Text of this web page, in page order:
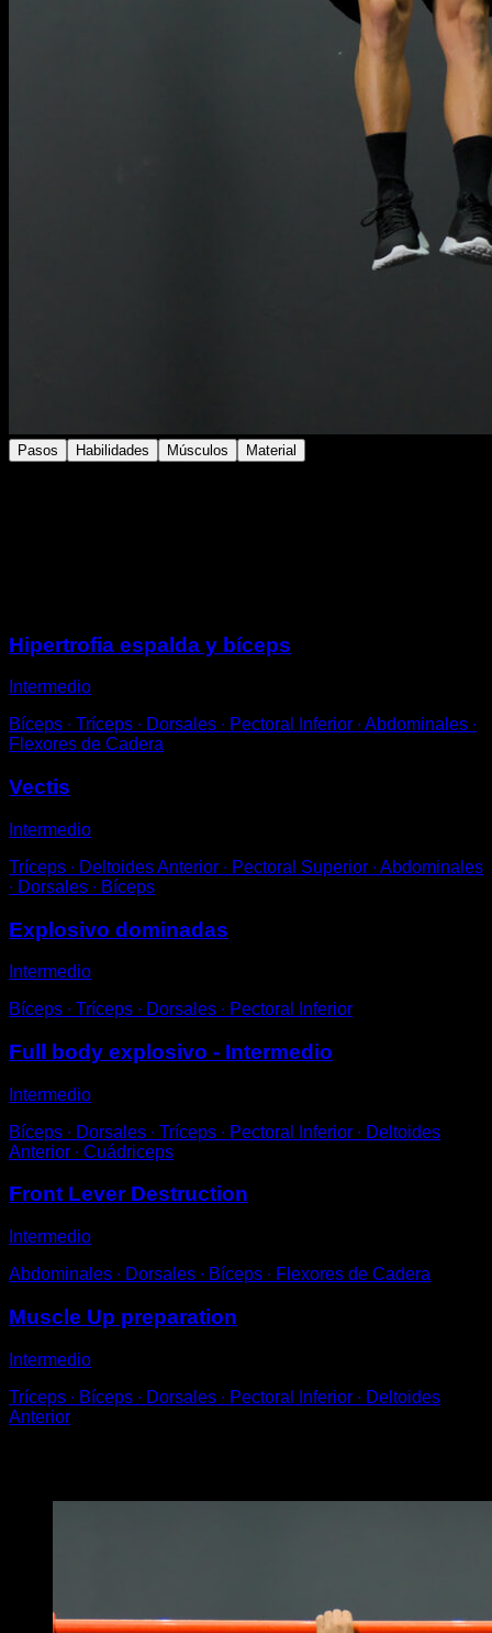
Pasos Habilidades Músculos Material
Hipertrofia espalda y bíceps
Intermedio
Bíceps ∙ Tríceps ∙ Dorsales ∙ Pectoral Inferior ∙ Abdominales ∙
Flexores de Cadera
Vectis
Intermedio
Tríceps ∙ Deltoides Anterior ∙ Pectoral Superior ∙ Abdominales
∙ Dorsales ∙ Bíceps
Explosivo dominadas
Intermedio
Bíceps ∙ Tríceps ∙ Dorsales ∙ Pectoral Inferior
Full body explosivo - Intermedio
Intermedio
Bíceps ∙ Dorsales ∙ Tríceps ∙ Pectoral Inferior ∙ Deltoides
Anterior ∙ Cuádriceps
Front Lever Destruction
Intermedio
Abdominales ∙ Dorsales ∙ Bíceps ∙ Flexores de Cadera
Muscle Up preparation
Intermedio
Tríceps ∙ Bíceps ∙ Dorsales ∙ Pectoral Inferior ∙ Deltoides
Anterior